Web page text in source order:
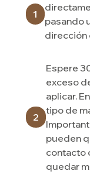
1
pasando
dirección
2
Espere
exceso
aplicar.
tipo de
pueden
contacto
quedar